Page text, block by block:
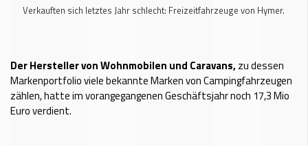
Verkauften sich letztes Jahr schlecht: Freizeitfahrzeuge von Hymer.
Der Hersteller von Wohnmobilen und Caravans,zu dessen
Markenportfolio viele bekannte Marken von Campingfahrzeugen
zählen, hatte im vorangegangenen Geschäftsjahr noch 17,3 Mio
Euro verdient.